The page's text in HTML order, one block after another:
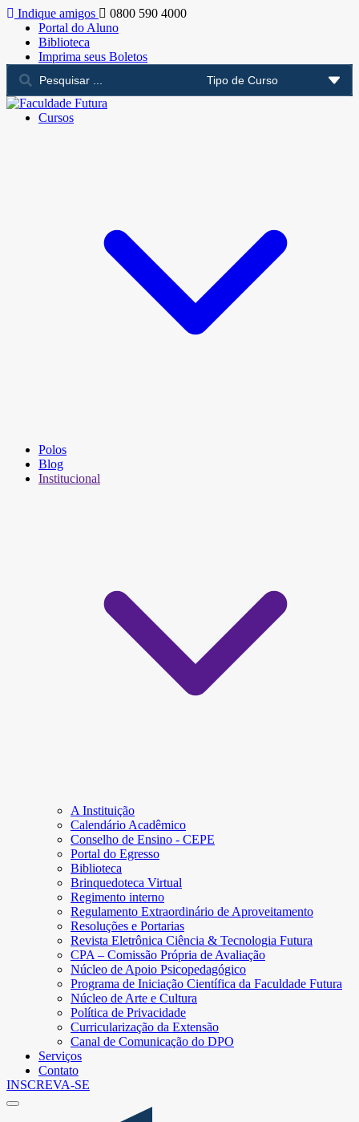
Indique amigos
0800 590 4000
Portal do Aluno
Biblioteca
Imprima seus Boletos
Cursos
Polos
Blog
Institucional
A Instituição
Calendário Acadêmico
Conselho de Ensino - CEPE
Portal do Egresso
Biblioteca
Brinquedoteca Virtual
Regimento interno
Regulamento Extraordinário de Aproveitamento
Resoluções e Portarias
Revista Eletrônica Ciência & Tecnologia Futura
CPA – Comissão Própria de Avaliação
Núcleo de Apoio Psicopedagógico
Programa de Iniciação Científica da Faculdade Futura
Núcleo de Arte e Cultura
Política de Privacidade
Curricularização da Extensão
Canal de Comunicação do DPO
Serviços
Contato
INSCREVA-SE